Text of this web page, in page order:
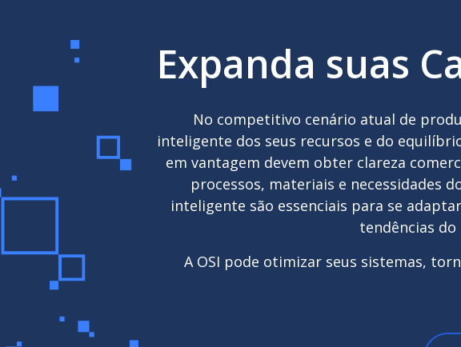
Expanda suas
No competitivo cenário atual de
inteligente dos seus recursos e do
em vantagem devem obter clareza
processos, materiais e necessidades
inteligente são essenciais para se
tendências
A OSI pode otimizar seus sistemas,